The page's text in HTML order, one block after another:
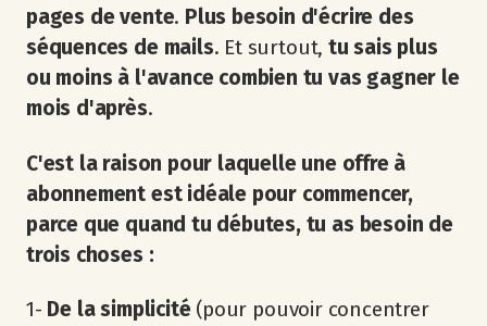
pages de vente. Plus besoin d'écrire des
séquences de mails. Et surtout, tu sais plus
ou moins à l'avance combien tu vas gagner le
mois d'après.
C'est la raison pour laquelle une offre à
abonnement est idéale pour commencer,
parce que quand tu débutes, tu as besoin de
trois choses :
1- De la simplicité (pour pouvoir concentrer